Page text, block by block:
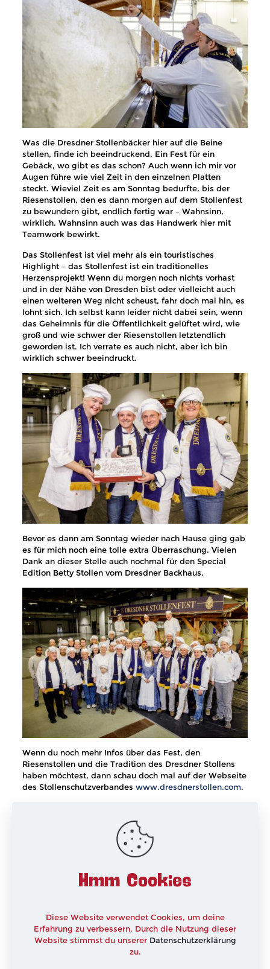
Was die Dresdner Stollenbäcker hier auf die Beine
stellen, finde ich beeindruckend. Ein Fest für ein
Gebäck, wo gibt es das schon? Auch wenn ich mir vor
Augen führe wie viel Zeit in den einzelnen Platten
steckt. Wieviel Zeit es am Sonntag bedurfte, bis der
Riesenstollen, den es dann morgen auf dem Stollenfest
zu bewundern gibt, endlich fertig war – Wahnsinn,
wirklich. Wahnsinn auch was das Handwerk hier mit
Teamwork bewirkt.
Das Stollenfest ist viel mehr als ein touristisches
Highlight – das Stollenfest ist ein traditionelles
Herzensprojekt! Wenn du morgen noch nichts vorhast
und in der Nähe von Dresden bist oder vielleicht auch
einen weiteren Weg nicht scheust, fahr doch mal hin, es
lohnt sich. Ich selbst kann leider nicht dabei sein, wenn
das Geheimnis für die Öffentlichkeit gelüftet wird, wie
groß und wie schwer der Riesenstollen letztendlich
geworden ist. Ich verrate es auch nicht, aber ich bin
wirklich schwer beeindruckt.
Bevor es dann am Sonntag wieder nach Hause ging gab
es für mich noch eine tolle extra Überraschung. Vielen
Dank an dieser Stelle auch nochmal für den Special
Edition Betty Stollen vom Dresdner Backhaus.
Wenn du noch mehr Infos über das Fest, den
Riesenstollen und die Tradition des Dresdner Stollens
haben möchtest, dann schau doch mal auf der Webseite
des Stollenschutzverbandes www.dresdnerstollen.com.
Stollen e. V., Michael Schmidt
Hmm Cookies
Diese Website verwendet Cookies, um deine
Erfahrung zu verbessern. Durch die Nutzung dieser
Website stimmst du unserer Datenschutzerklärung
zu.